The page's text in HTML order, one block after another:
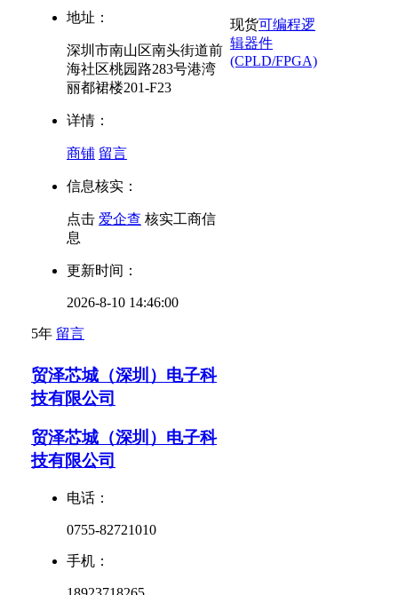
地址：
深圳市南山区南头街道前
海社区桃园路283号港湾
丽都裙楼201-F23
详情：
商铺 留言
信息核实：
点击 爱企查 核实工商信
息
更新时间：
2026-8-10 14:46:00
5年 留言
现货可编程逻
辑器件
(CPLD/FPGA)
贸泽芯城（深圳）电子科
技有限公司
贸泽芯城（深圳）电子科
技有限公司
电话：
0755-82721010
手机：